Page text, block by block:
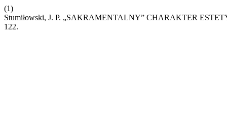
(1)
Stumiłowski, J. P. „SAKRAMENTALNY” CHARAKTER
122.